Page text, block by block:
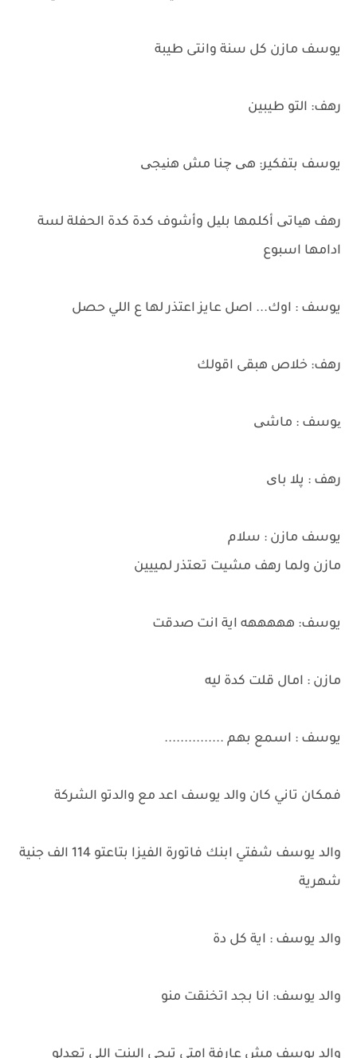
يوسف مازن كل سنة وانتى طيبة
رهف: التو طيبين
يوسف بتفكير: هی چنا مش هنیجی
رهف هیاتی أكلمها بلیل وأشوف كدة كدة الحفلة لسة
ادامها اسبوع
يوسف : اوك... اصل عايز اعتذر لها ع اللي حصل
رهف: خلاص هبقى اقولك
یوسف : ماشی
رهف : پلا بای
يوسف مازن : سلام
مازن ولما رهف مشيت تعتذر لمييين
يوسف: هههههه اية انت صدقت
مازن : امال قلت كدة ليه
يوسف : اسمع بهم ...............
فمكان تاني كان والد يوسف اعد مع والدتو الشركة
والد يوسف شفتي ابنك فاتورة الفيزا بتاعتو 114 الف جنية
شهرية
والد يوسف : اية كل دة
والد يوسف: انا بجد اتخنقت منو
والد يوسف مش عارفة امتى تيجي البنت اللي تعدلو